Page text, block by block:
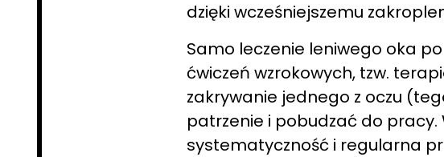
dzięki wcześniejszemu
Samo leczenie leniwego oka
ćwiczeń wzrokowych, tzw.
zakrywanie jednego z oczu
patrzenie i pobudzać do pracy.
systematyczność i regularna